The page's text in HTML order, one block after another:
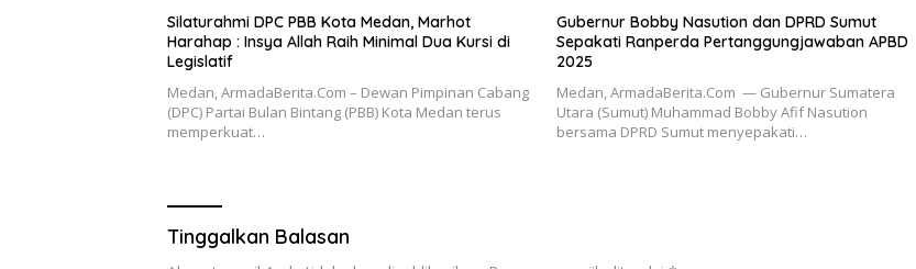
Silaturahmi DPC PBB Kota Medan, Marhot
Harahap : Insya Allah Raih Minimal Dua Kursi di
Legislatif
Medan, ArmadaBerita.Com – Dewan Pimpinan Cabang
(DPC) Partai Bulan Bintang (PBB) Kota Medan terus
memperkuat…
Gubernur Bobby Nasution dan DPRD Sumut
Sepakati Ranperda Pertanggungjawaban APBD
2025
Medan, ArmadaBerita.Com — Gubernur Sumatera
Utara (Sumut) Muhammad Bobby Afif Nasution
bersama DPRD Sumut menyepakati…
Tinggalkan Balasan